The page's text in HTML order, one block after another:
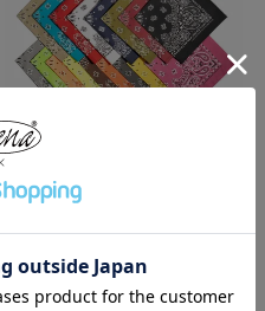
ハバハンク HAV-A-HANK バンダ
ペイズリーTHE BANDANNA COM
PANY
¥770